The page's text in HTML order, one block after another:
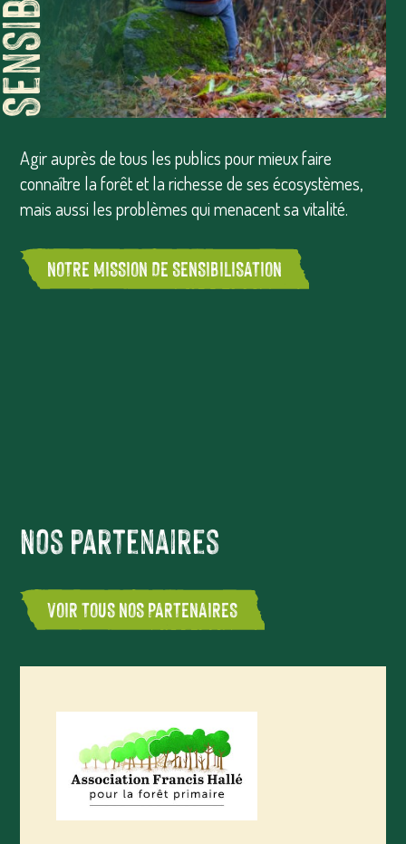
Agir auprès de tous les publics pour mieux faire
connaître la forêt et la richesse de ses écosystèmes,
mais aussi les problèmes qui menacent sa vitalité.
NOTRE MISSION DE SENSIBILISATION
Nos partenaires
VOIR TOUS NOS PARTENAIRES